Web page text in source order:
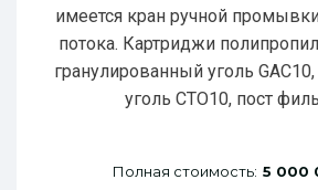
имеется кран ручной
потока. Картриджи
гранулированный уголь
уголь CTO10, пост
Полная стоимость: 5 000